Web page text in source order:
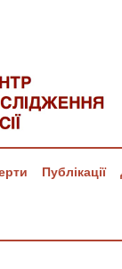
Публікації